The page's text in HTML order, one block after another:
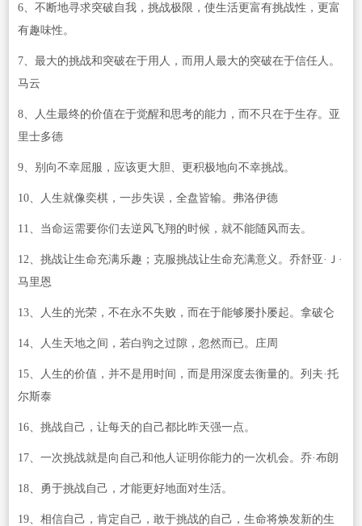
6、不断地寻求突破自我，挑战极限，使生活更富有挑战性，更富
有趣味性。
7、最大的挑战和突破在于用人，而用人最大的突破在于信任人。
马云
8、人生最终的价值在于觉醒和思考的能力，而不只在于生存。亚
里士多德
9、别向不幸屈服，应该更大胆、更积极地向不幸挑战。
10、人生就像奕棋，一步失误，全盘皆输。弗洛伊德
11、当命运需要你们去逆风飞翔的时候，就不能随风而去。
12、挑战让生命充满乐趣；克服挑战让生命充满意义。乔舒亚·Ｊ·
马里恩
13、人生的光荣，不在永不失败，而在于能够屡扑屡起。拿破仑
14、人生天地之间，若白驹之过隙，忽然而已。庄周
15、人生的价值，并不是用时间，而是用深度去衡量的。列夫·托
尔斯泰
16、挑战自己，让每天的自己都比昨天强一点。
17、一次挑战就是向自己和他人证明你能力的一次机会。乔·布朗
18、勇于挑战自己，才能更好地面对生活。
19、相信自己，肯定自己，敢于挑战的自己，生命将焕发新的生